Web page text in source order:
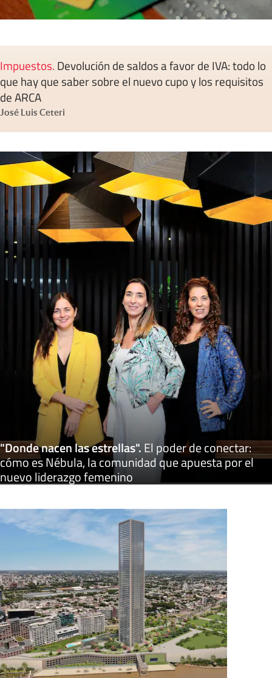
Impuestos. Devolución de saldos a favor de IVA: todo lo
que hay que saber sobre el nuevo cupo y los requisitos
de ARCA
José Luis Ceteri
"Donde nacen las estrellas".El poder de conectar:
cómo es Nébula, la comunidad que apuesta por el
nuevo liderazgo femenino